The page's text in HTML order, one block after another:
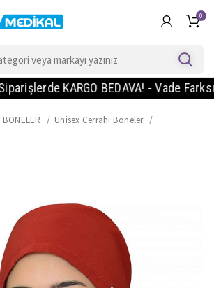
0
KARGO BEDAVA! - Vade Farksız
Unisex Cerrahi Boneler